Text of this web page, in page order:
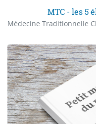
MTC - les 5